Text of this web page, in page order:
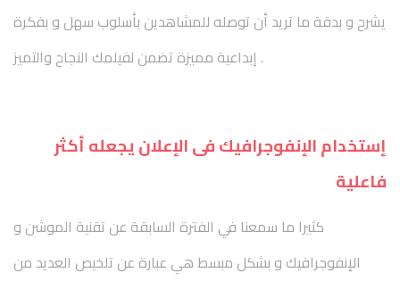
يشرح و بدقة ما تريد أن توصله للمشاهدين بأسلوب سهل و بفكرة
إبداعية مميزة تضمن لفيلمك النجاح والتميز .
إستخدام الإنفوجرافيك فى الإعلان يجعله أكثر
فاعلية
كثيرا ما سمعنا في الفترة السابقة عن تقنية الموشن و
الإنفوجرافيك و بشكل مبسط هي عبارة عن تلخيص العديد من